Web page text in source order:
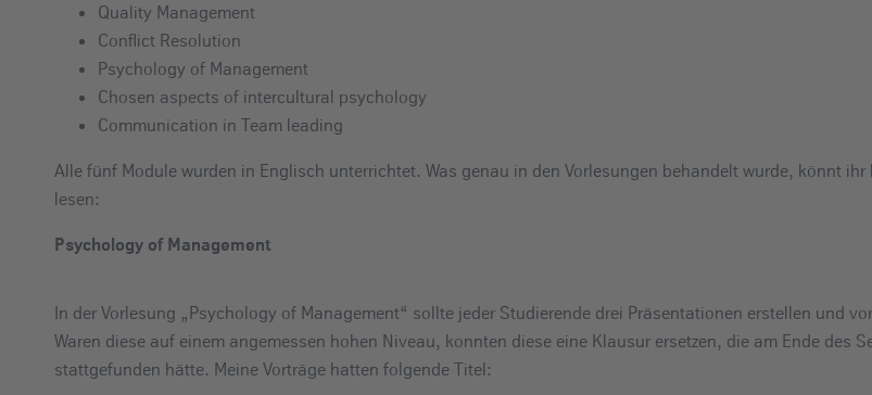
Quality Management
Conflict Resolution
Psychology of Management
Chosen aspects of intercultural psychology
Communication in Team leading
Alle fünf Module wurden in Englisch unterrichtet. Was genau in den Vorlesungen behandelt wurde, könnt ihr
lesen:
Psychology of Management
In der Vorlesung „Psychology of Management“ sollte jeder Studierende drei Präsentationen erstellen und
Waren diese auf einem angemessen hohen Niveau, konnten diese eine Klausur ersetzen, die am Ende des
stattgefunden hätte. Meine Vorträge hatten folgende Titel: